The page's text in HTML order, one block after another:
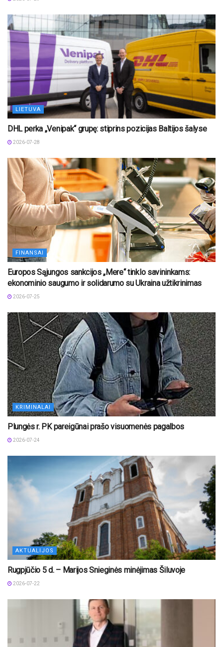
LIETUVA
DHL perka „Venipak“ grupę: stiprins pozicijas Baltijos šalyse
2026-07-28
FINANSAI
Europos Sąjungos sankcijos „Mere“ tinklo savininkams:
ekonominio saugumo ir solidarumo su Ukraina užtikrinimas
2026-07-25
KRIMINALAI
Plungės r. PK pareigūnai prašo visuomenės pagalbos
2026-07-24
AKTUALIJOS
Rugpjūčio 5 d. – Marijos Snieginės minėjimas Šiluvoje
2026-07-22